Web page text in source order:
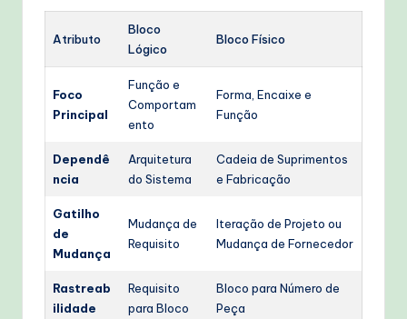
Atributo
Bloco
Lógico
Bloco Físico
Foco
Principal
Função e
Comportam
ento
Forma, Encaixe e
Função
Dependê
ncia
Arquitetura
do Sistema
Cadeia de Suprimentos
e Fabricação
Gatilho
de
Mudança
Mudança de
Requisito
Iteração de Projeto ou
Mudança de Fornecedor
Rastreab
ilidade
Requisito
para Bloco
Bloco para Número de
Peça